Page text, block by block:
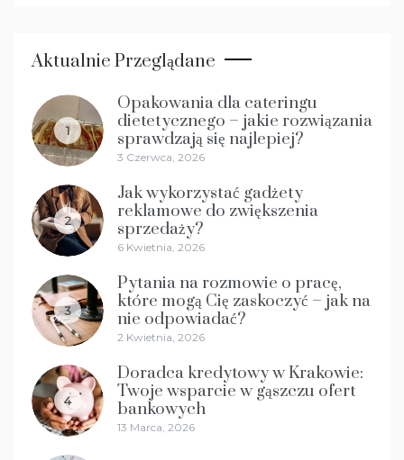
Aktualnie Przeglądane
1
Opakowania dla cateringu
dietetycznego – jakie rozwiązania
sprawdzają się najlepiej?
3 Czerwca, 2026
2
Jak wykorzystać gadżety
reklamowe do zwiększenia
sprzedaży?
6 Kwietnia, 2026
3
Pytania na rozmowie o pracę,
które mogą Cię zaskoczyć – jak na
nie odpowiadać?
2 Kwietnia, 2026
4
Doradca kredytowy w Krakowie:
Twoje wsparcie w gąszczu ofert
bankowych
13 Marca, 2026